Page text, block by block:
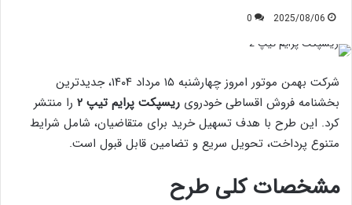
2025/08/06
0
شرکت بهمن موتور امروز چهارشنبه ۱۵ مرداد ۱۴۰۴، جدیدترین
بخشنامه فروش اقساطی خودروی ریسپکت پرایم تیپ ۲
را منتشر
کرد. این طرح با هدف تسهیل خرید برای متقاضیان، شامل شرایط
متنوع پرداخت، تحویل سریع و تضامین قابل قبول است.
مشخصات کلی طرح